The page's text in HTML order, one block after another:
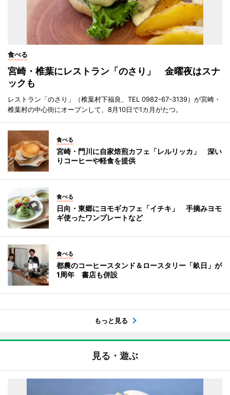
食べる
宮崎・椎葉にレストラン「のさり」 金曜夜はスナ
ックも
レストラン「のさり」（椎葉村下福良、TEL 0982-67-3139）が宮崎・
椎葉村の中心街にオープンして、8月10日で1カ月がたつ。
食べる
宮崎・門川に自家焙煎カフェ「レルリッカ」 深い
りコーヒーや軽食を提供
食べる
日向・東郷にヨモギカフェ「イチキ」 手摘みヨモ
ギ使ったワンプレートなど
食べる
都農のコーヒースタンド＆ロースタリー「畝日」が
1周年 書店も併設
もっと見る
見る・遊ぶ